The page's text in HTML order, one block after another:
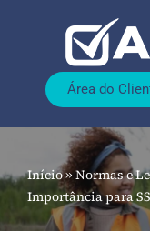
Área do
Início» Normas e
Importância para